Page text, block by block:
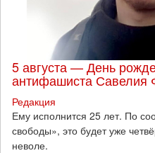
5 августа — День
антифашиста Савелия
Редакция
Ему исполнится 25 лет. По
свободы», это будет уже
неволе.